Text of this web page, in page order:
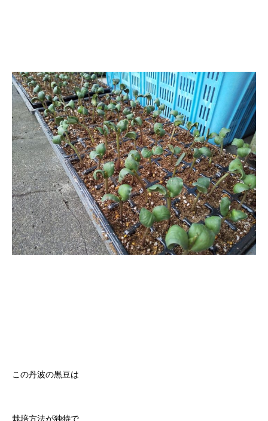
この丹波の黒豆は
栽培方法が独特で